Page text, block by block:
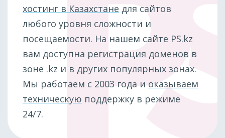
хостинг в Казахстане для сайтов
любого уровня сложности и
посещаемости. На нашем сайте PS.kz
вам доступна регистрация доменов в
зоне .kz и в других популярных зонах.
Мы работаем с 2003 года и оказываем
техническую поддержку в режиме
24/7.